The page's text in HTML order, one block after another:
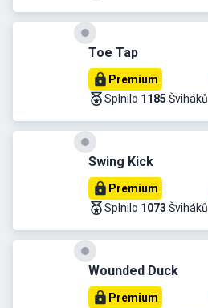
Toe Tap
Premium
Splnilo 1185 Šviháků
Swing Kick
Premium
Splnilo 1073 Šviháků
Wounded Duck
Premium